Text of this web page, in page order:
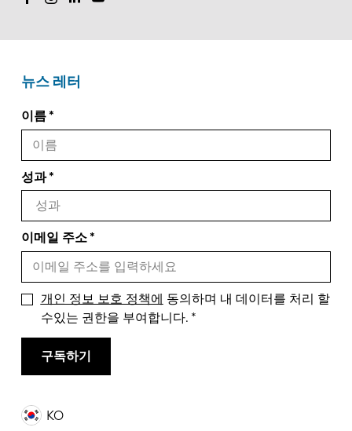
KO
뉴스 레터
이름
성과
이메일 주소
개인 정보 보호 정책에 동의하며 내 데이터를 처리 할
수있는 권한을 부여합니다.
구독하기